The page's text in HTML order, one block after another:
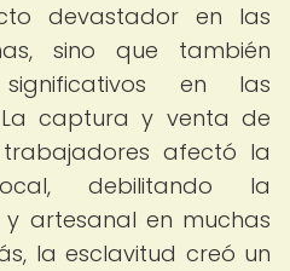
devastador en las
sino que también
en las
captura y venta de
afectó la
debilitando la
artesanal en muchas
la esclavitud creó un